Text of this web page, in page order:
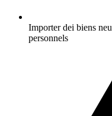
Importer dei biens
personnels